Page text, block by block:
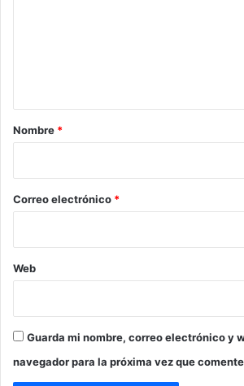
r
*
Nombre *
Correo electrónico *
Web
Guarda mi nombre, correo electrónico y
navegador para la próxima vez que